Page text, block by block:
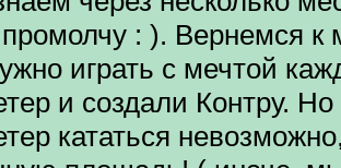
: ). Вернемся к
играть с мечтой
и создали Контру.
кататься